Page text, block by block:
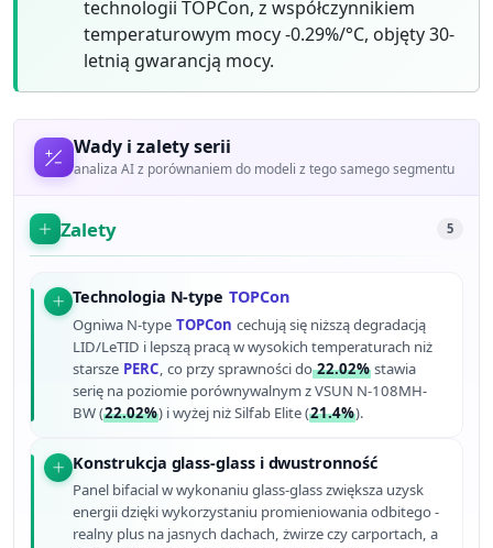
technologii TOPCon, z współczynnikiem
temperaturowym mocy -0.29%/°C, objęty 30-
letnią gwarancją mocy.
Wady i zalety serii
analiza AI z porównaniem do modeli z tego samego segmentu
Zalety 5
Technologia N-type TOPCon
Ogniwa N-type TOPCon cechują się niższą degradacją
LID/LeTID i lepszą pracą w wysokich temperaturach niż
starsze PERC, co przy sprawności do22.02% stawia
serię na poziomie porównywalnym z VSUN N-108MH-
BW (22.02%) i wyżej niż Silfab Elite (21.4%).
Konstrukcja glass-glass i dwustronność
Panel bifacial w wykonaniu glass-glass zwiększa uzysk
energii dzięki wykorzystaniu promieniowania odbitego -
realny plus na jasnych dachach, żwirze czy carportach, a